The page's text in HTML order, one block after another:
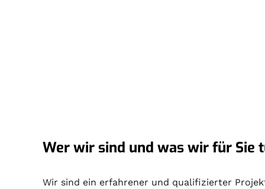
Wer wir sind und was wir für Sie
Wir sind ein erfahrener und qualifizierter